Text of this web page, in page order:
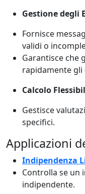
Gestione degli
Fornisce
validi o
Garantisce che
rapidamente
Calcolo
Gestisce
specifici.
Applicazioni
Indipendenza
Controlla se un
indipendente.